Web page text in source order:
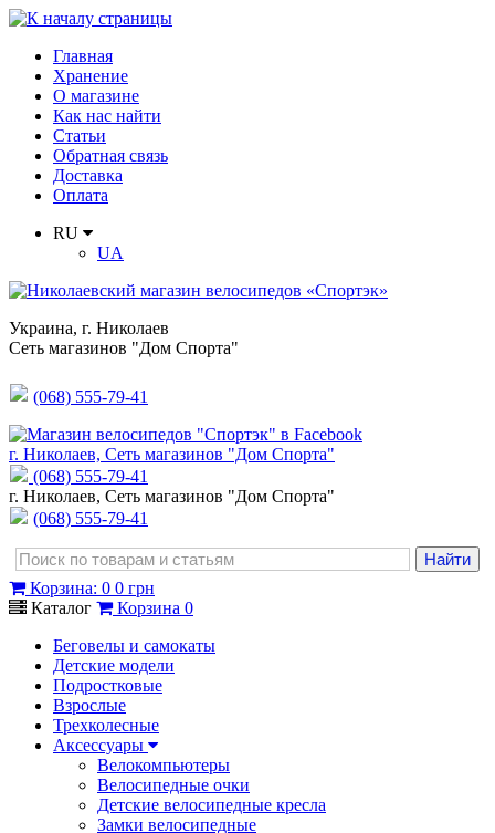
Главная
Хранение
О магазине
Как нас найти
Статьи
Обратная связь
Доставка
Оплата
RU
UA
Украина, г. Николаев
Сеть магазинов "Дом Спорта"
(068) 555-79-41
г. Николаев, Сеть магазинов "Дом Спорта"
(068) 555-79-41
г. Николаев, Сеть магазинов "Дом Спорта"
(068) 555-79-41
Корзина: 0 0 грн
Каталог
Корзина 0
Беговелы и самокаты
Детские модели
Подростковые
Взрослые
Трехколесные
Аксессуары
Велокомпьютеры
Велосипедные очки
Детские велосипедные кресла
Замки велосипедные